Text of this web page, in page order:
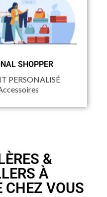
SHOPPER
PERSONALISÉ
&
À
CHEZ VOUS